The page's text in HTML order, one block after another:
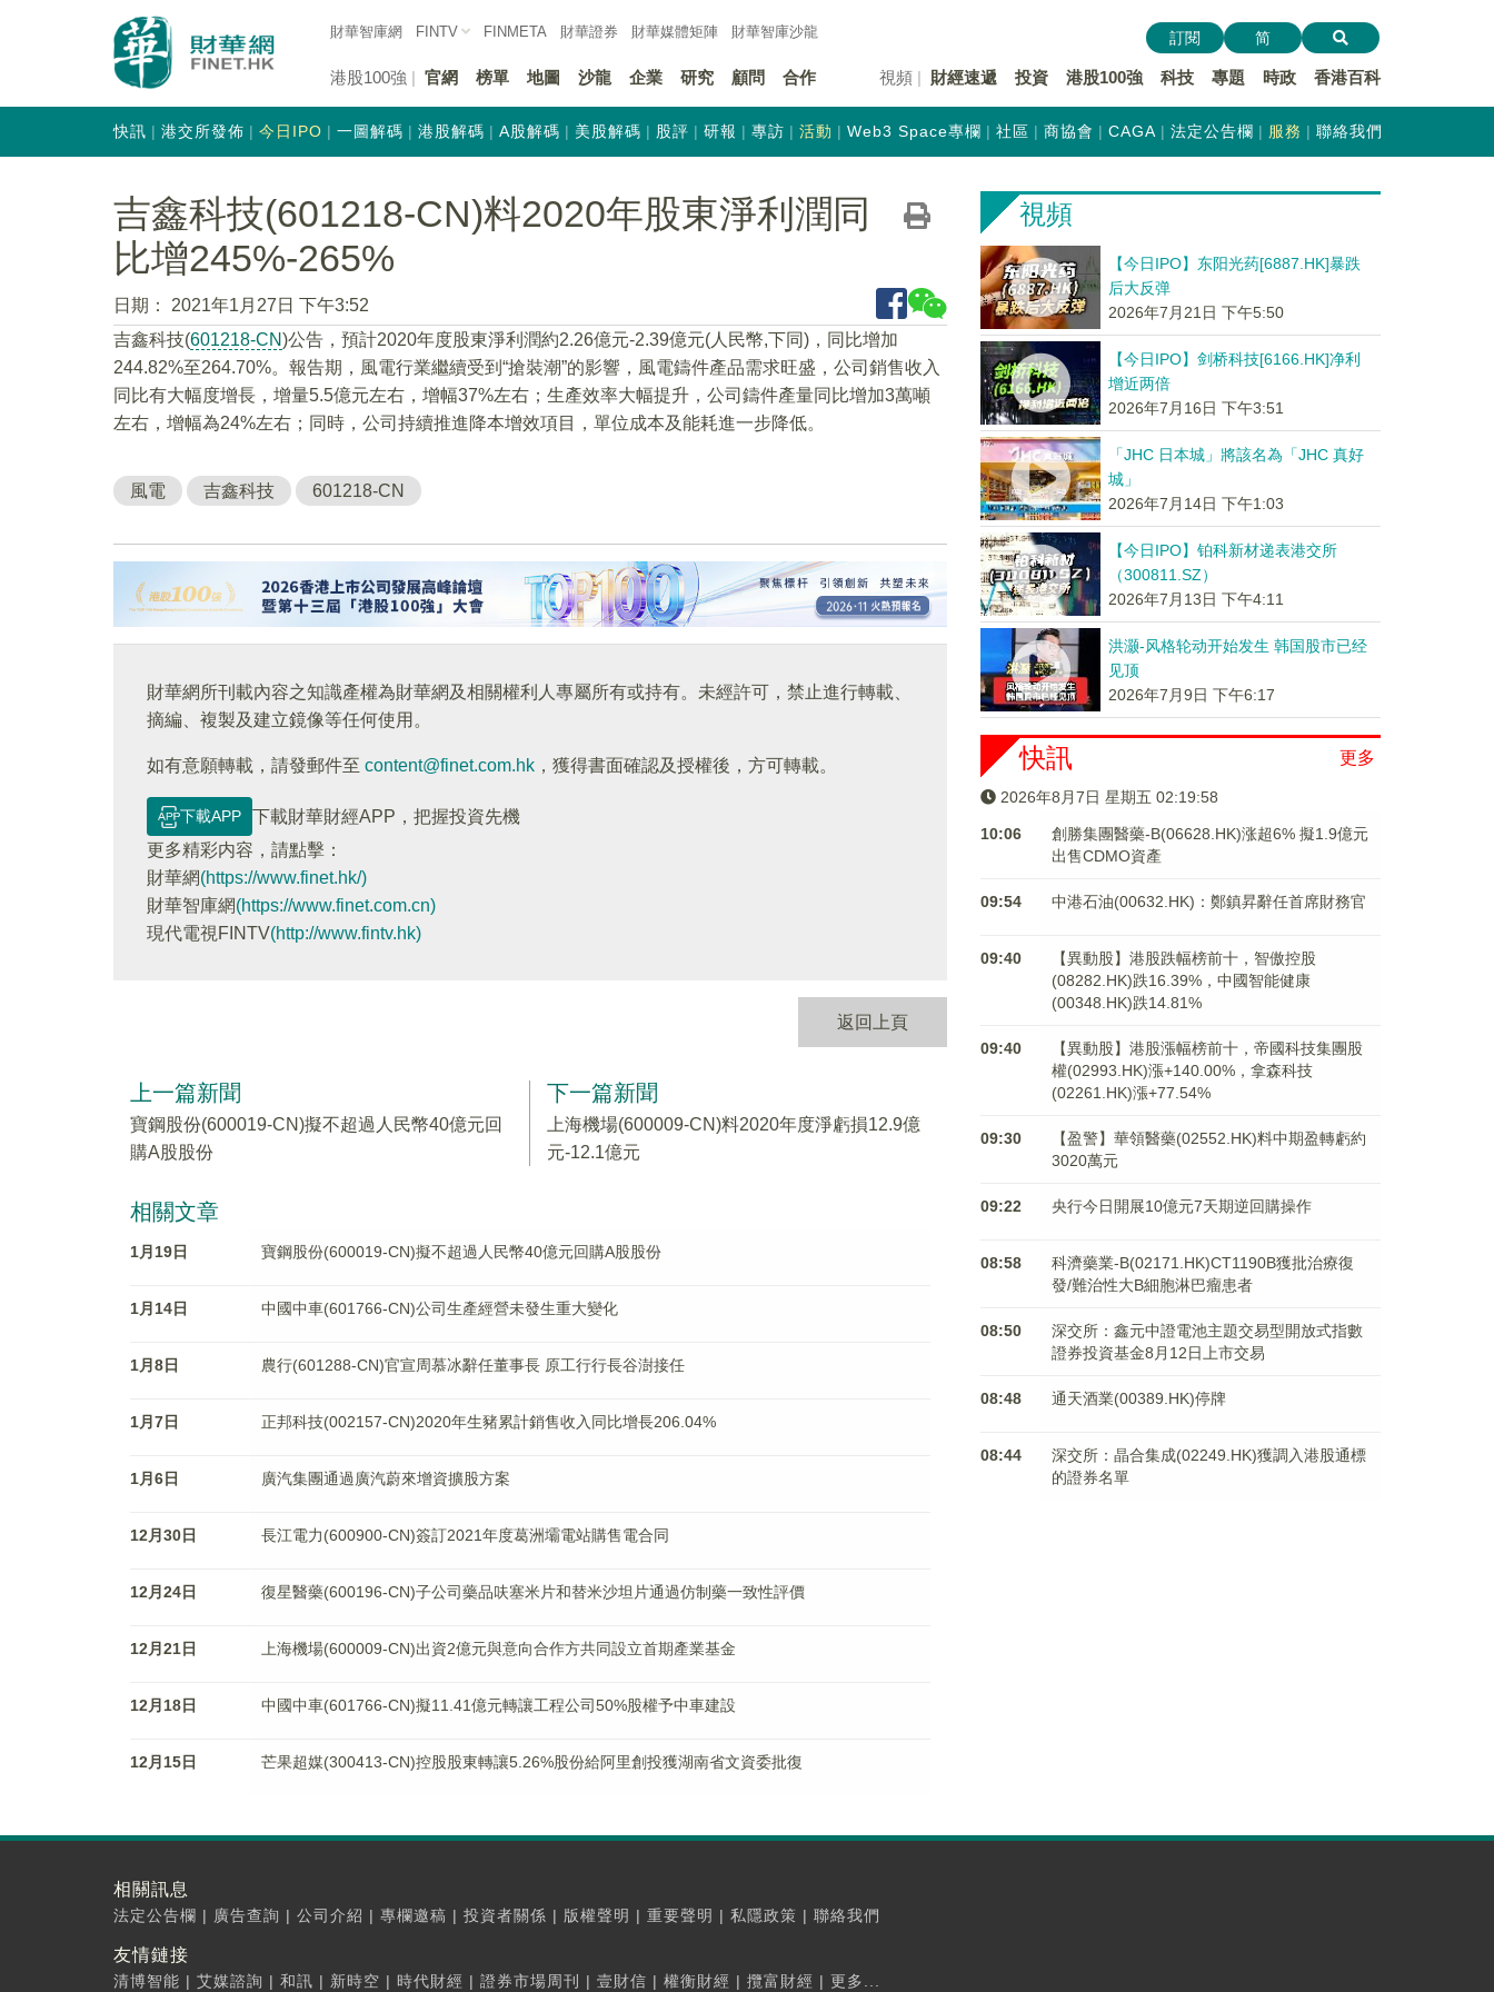
財華智庫網 FINTV FINMETA 財華證券 財華媒體矩陣 財華智庫沙龍
港股100強 官網 榜單 地圖 沙龍 企業 研究 顧問 合作 視頻 財經速遞 投資 港股100強 科技 專題 時政 香港百科
訂閱 简
快訊 港交所發佈 今日IPO 一圖解碼 港股解碼 A股解碼 美股解碼 股評 研報 專訪 活動 Web3 Space專欄 社區 商協會 CAGA 法定公告欄 服務 聯絡我們
吉鑫科技(601218-CN)料2020年股東淨利潤同
比增245%-265%
日期：
2021年1月27日 下午3:52
吉鑫科技(601218-CN)公告，預計2020年度股東淨利潤約2.26億元-2.39億元(人民幣,下同)，同比增加
244.82%至264.70%。報告期，風電行業繼續受到“搶裝潮”的影響，風電鑄件產品需求旺盛，公司銷售收入
同比有大幅度增長，增量5.5億元左右，增幅37%左右；生產效率大幅提升，公司鑄件產量同比增加3萬噸
左右，增幅為24%左右；同時，公司持續推進降本增效項目，單位成本及能耗進一步降低。
風電 吉鑫科技 601218-CN
財華網所刊載內容之知識產權為財華網及相關權利人專屬所有或持有。未經許可，禁止進行轉載、
摘編、複製及建立鏡像等任何使用。
如有意願轉載，請發郵件至 content@finet.com.hk ，獲得書面確認及授權後，方可轉載。
下載APP
下載財華財經APP，把握投資先機
更多精彩内容，請點擊：
財華網(https://www.finet.hk/)
財華智庫網(https://www.finet.com.cn)
現代電視FINTV(http://www.fintv.hk)
返回上頁
上一篇新聞
寶鋼股份(600019-CN)擬不超過人民幣40億元回
購A股股份
下一篇新聞
上海機場(600009-CN)料2020年度淨虧損12.9億
元-12.1億元
相關文章
1月19日 寶鋼股份(600019-CN)擬不超過人民幣40億元回購A股股份
1月14日 中國中車(601766-CN)公司生產經營未發生重大變化
1月8日 農行(601288-CN)官宣周慕冰辭任董事長 原工行行長谷澍接任
1月7日 正邦科技(002157-CN)2020年生豬累計銷售收入同比增長206.04%
1月6日 廣汽集團通過廣汽蔚來增資擴股方案
12月30日 長江電力(600900-CN)簽訂2021年度葛洲壩電站購售電合同
12月24日 復星醫藥(600196-CN)子公司藥品呋塞米片和替米沙坦片通過仿制藥一致性評價
12月21日 上海機場(600009-CN)出資2億元與意向合作方共同設立首期產業基金
12月18日 中國中車(601766-CN)擬11.41億元轉讓工程公司50%股權予中車建設
12月15日 芒果超媒(300413-CN)控股股東轉讓5.26%股份給阿里創投獲湖南省文資委批復
視頻
【今日IPO】东阳光药[6887.HK]暴跌
后大反弹
2026年7月21日 下午5:50
【今日IPO】剑桥科技[6166.HK]净利
增近两倍
2026年7月16日 下午3:51
「JHC 日本城」將該名為「JHC 真好
城」
2026年7月14日 下午1:03
【今日IPO】铂科新材递表港交所
（300811.SZ）
2026年7月13日 下午4:11
洪灏-风格轮动开始发生 韩国股市已经
见顶
2026年7月9日 下午6:17
更多
快訊
2026年8月7日 星期五 02:19:58
10:06
創勝集團醫藥-B(06628.HK)涨超6% 擬1.9億元
出售CDMO資產
09:54 中港石油(00632.HK)：鄭鎮昇辭任首席財務官
09:40
【異動股】港股跌幅榜前十，智傲控股
(08282.HK)跌16.39%，中國智能健康
(00348.HK)跌14.81%
09:40
【異動股】港股漲幅榜前十，帝國科技集團股
權(02993.HK)漲+140.00%，拿森科技
(02261.HK)漲+77.54%
09:30
【盈警】華領醫藥(02552.HK)料中期盈轉虧約
3020萬元
09:22 央行今日開展10億元7天期逆回購操作
08:58
科濟藥業-B(02171.HK)CT1190B獲批治療復
發/難治性大B細胞淋巴瘤患者
08:50
深交所：鑫元中證電池主題交易型開放式指數
證券投資基金8月12日上市交易
08:48 通天酒業(00389.HK)停牌
08:44
深交所：晶合集成(02249.HK)獲調入港股通標
的證券名單
相關訊息
法定公告欄 | 廣告查詢 | 公司介紹 | 專欄邀稿 | 投資者關係 | 版權聲明 | 重要聲明 | 私隱政策 | 聯絡我們
友情鏈接
清博智能 | 艾媒諮詢 | 和訊 | 新時空 | 時代財經 | 證券市場周刊 | 壹財信 | 權衡財經 | 攬富財經 | 更多...